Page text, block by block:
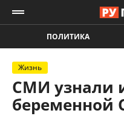
ПОЛИТИКА
Жизнь
СМИ узнали
беременной